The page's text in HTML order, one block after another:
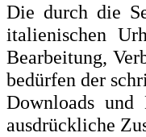
Die durch die
italienischen
Bearbeitung,
bedürfen der
Downloads
ausdrückliche